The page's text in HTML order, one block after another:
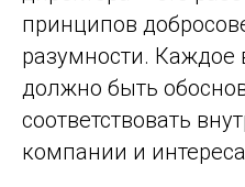
принципов
разумности.
должно быть
соответствовать
компании и